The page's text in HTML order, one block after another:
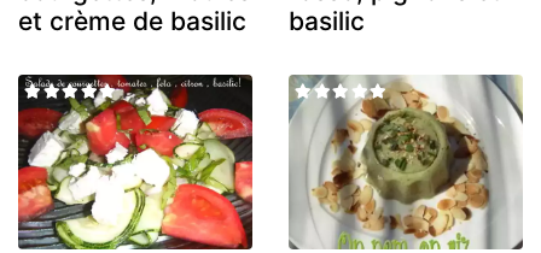
et crème de basilic
basilic